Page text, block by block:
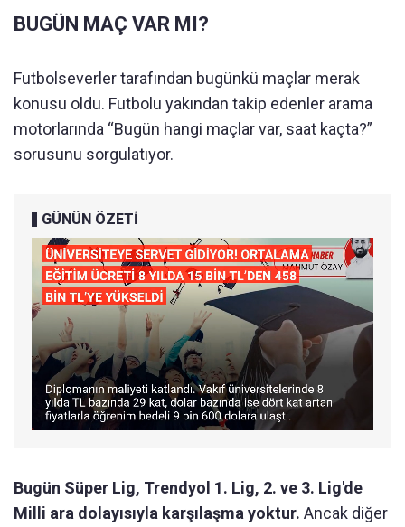
BUGÜN MAÇ VAR MI?
Futbolseverler tarafından bugünkü maçlar merak
konusu oldu. Futbolu yakından takip edenler arama
motorlarında “Bugün hangi maçlar var, saat kaçta?”
sorusunu sorgulatıyor.
GÜNÜN ÖZETİ
Bugün Süper Lig, Trendyol 1. Lig, 2. ve 3. Lig'de
Milli ara dolayısıyla karşılaşma yoktur. Ancak diğer